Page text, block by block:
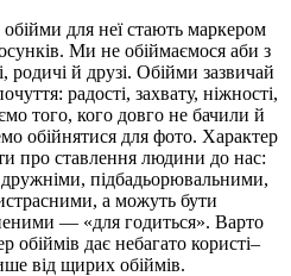
для неї стають маркером
Ми не обіймаємося аби з
родичі й друзі. Обійми зазвичай
радості, захвату, ніжності,
того, кого довго не бачили й
обійнятися для фото. Характер
про ставлення людини до нас:
підбадьорювальними,
а можуть бути
— «для годиться». Варто
обіймів дає небагато користі–
від щирих обіймів.